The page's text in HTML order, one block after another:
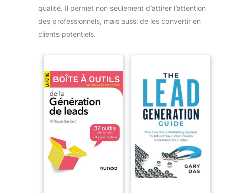
qualité. Il permet non seulement d’attirer l’attention
des professionnels, mais aussi de les convertir en
clients potentiels.